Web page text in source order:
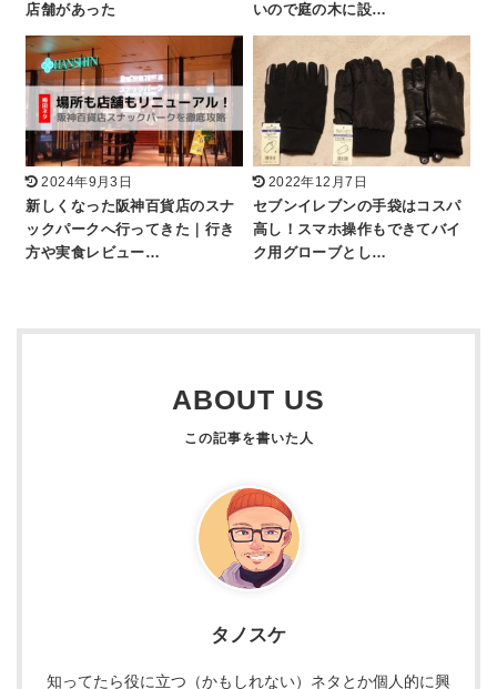
店舗があった
いので庭の木に設…
2024年9月3日
新しくなった阪神百貨店のスナ
ックパークへ行ってきた｜行き
方や実食レビュー…
2022年12月7日
セブンイレブンの手袋はコスパ
高し！スマホ操作もできてバイ
ク用グローブとし…
ABOUT US
タノスケ
知ってたら役に立つ（かもしれない）ネタとか個人的に興